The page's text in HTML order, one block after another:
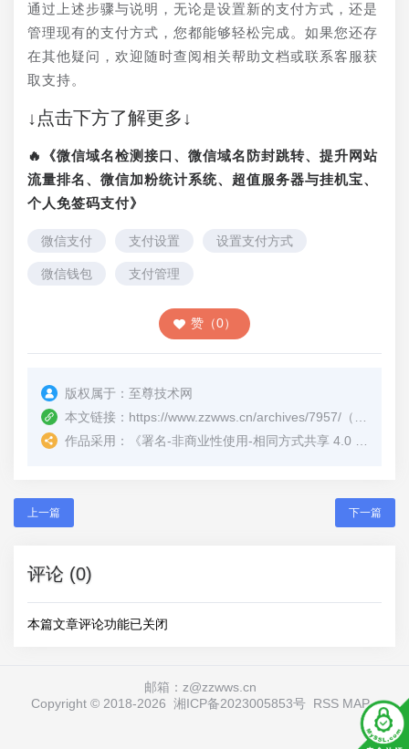
通过上述步骤与说明，无论是设置新的支付方式，还是
管理现有的支付方式，您都能够轻松完成。如果您还存
在其他疑问，欢迎随时查阅相关帮助文档或联系客服获
取支持。
↓点击下方了解更多↓
🔥《微信域名检测接口、微信域名防封跳转、提升网站
流量排名、微信加粉统计系统、超值服务器与挂机宝、
个人免签码支付》
微信支付 支付设置 设置支付方式
微信钱包 支付管理
赞（0）
版权属于： 至尊技术网
本文链接： https://www.zzwws.cn/archives/7957/ （转载时请注明本文出处及文章链接）
作品采用：
《署名-非商业性使用-相同方式共享 4.0 国际 (CC BY-NC-SA 4.0)
上一篇 下一篇
评论 (0)
本篇文章评论功能已关闭
邮箱：z@zzwws.cn
Copyright © 2018-2026 湘ICP备2023005853号 RSS MAP